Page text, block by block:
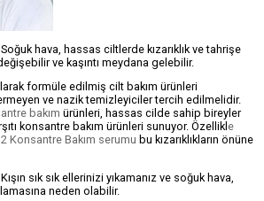
Soğuk hava, hassas ciltlerde kızarıklık ve tahrişe
ve kaşıntı meydana gelebilir.
formüle edilmiş cilt bakım ürünleri
ve nazik temizleyiciler tercih edilmelidir.
bakım ürünleri, hassas cilde sahip bireyler
konsantre bakım ürünleri sunuyor. Özellikl e
Konsantre Bakım serumu bu kızarıklıkların önüne
sık sık ellerinizi yıkamanız ve soğuk hava,
neden olabilir.